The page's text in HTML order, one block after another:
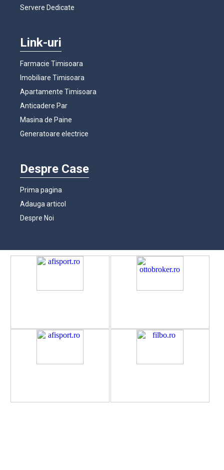
Servere Dedicate
Link-uri
Farmacie Timisoara
Imobiliare Timisoara
Apartamente Timisoara
Anticadere Par
Masina de Paine
Generatoare electrice
Despre Case
Prima pagina
Adauga articol
Despre Noi